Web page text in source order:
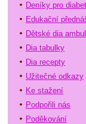
Deníky pro
Edukační
Dětské dia
Dia tabulky
Dia recepty
Užitečné odkazy
Ke stažení
Podpořili nás
Poděkování